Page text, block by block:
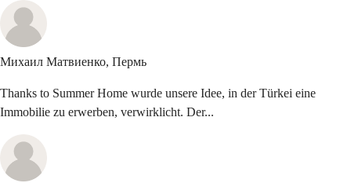
Михаил Матвиенко, Пермь
Thanks to Summer Home wurde unsere Idee, in der Türkei eine
Immobilie zu erwerben, verwirklicht. Der...